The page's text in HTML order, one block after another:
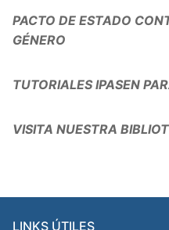
PACTO DE ESTADO
GÉNERO
TUTORIALES IPASEN
VISITA NUESTRA
LINKS ÚTILES